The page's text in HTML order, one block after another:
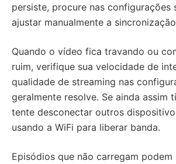
persiste, procure nas configurações
ajustar manualmente a
Quando o vídeo fica travando ou
ruim, verifique sua velocidade de
qualidade de streaming nas
geralmente resolve. Se ainda assim
tente desconectar outros
usando a WiFi para liberar banda.
Episódios que não carregam podem